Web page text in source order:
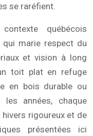
se raréfient.
québécois
qui marie respect du
et vision à long
toit plat en refuge
en bois durable ou
années, chaque
rigoureux et de
présentées ici